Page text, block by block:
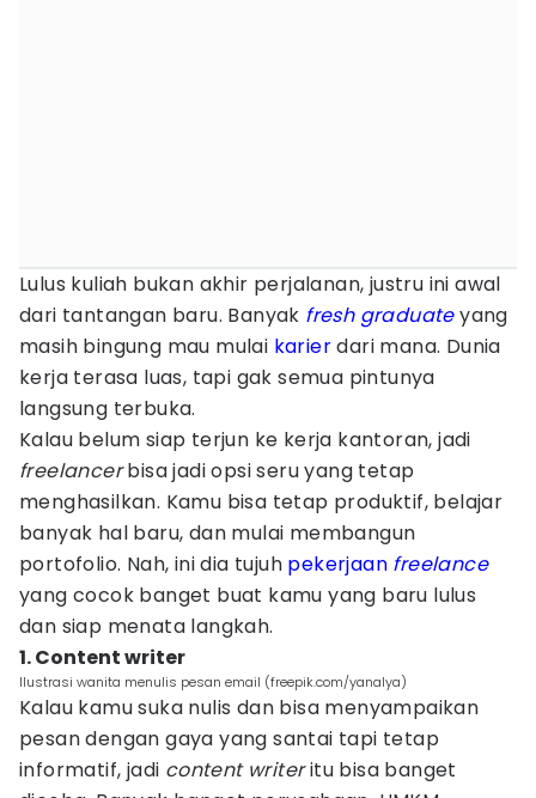
Lulus kuliah bukan akhir perjalanan, justru ini awal
dari tantangan baru. Banyak fresh graduateyang
masih bingung mau mulai karierdari mana. Dunia
kerja terasa luas, tapi gak semua pintunya
langsung terbuka.
Kalau belum siap terjun ke kerja kantoran, jadi
freelancerbisa jadi opsi seru yang tetap
menghasilkan. Kamu bisa tetap produktif, belajar
banyak hal baru, dan mulai membangun
portofolio. Nah, ini dia tujuh pekerjaan freelance
yang cocok banget buat kamu yang baru lulus
dan siap menata langkah.
1. Content writer
Ilustrasi wanita menulis pesan email (freepik.com/yanalya)
Kalau kamu suka nulis dan bisa menyampaikan
pesan dengan gaya yang santai tapi tetap
informatif, jadi content writeritu bisa banget